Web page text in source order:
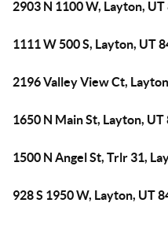
2903 N 1100 W, Layton,
1111 W 500 S, Layton, UT
2196 Valley View Ct,
1650 N Main St, Layton, UT
1500 N Angel St, Trlr 31,
928 S 1950 W, Layton, UT